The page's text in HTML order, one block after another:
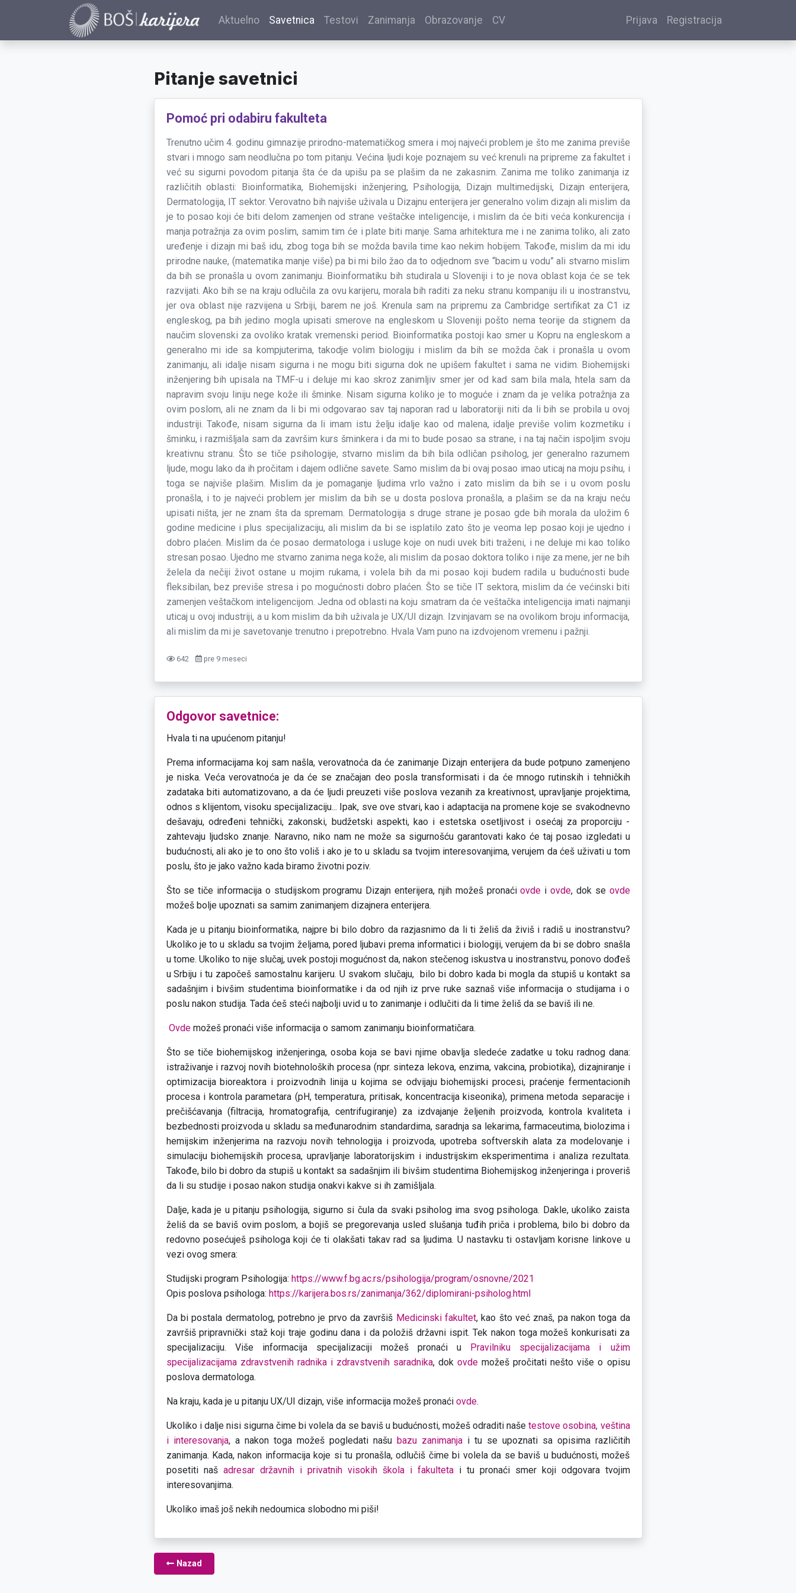
Aktuelno Savetnica Testovi Zanimanja Obrazovanje CV Prijava Registracija
Pitanje savetnici
Pomoć pri odabiru fakulteta
Trenutno učim 4. godinu gimnazije prirodno-matematičkog smera i moj najveći problem je što me zanima previše
stvari i mnogo sam neodlučna po tom pitanju. Većina ljudi koje poznajem su već krenuli na pripreme za fakultet i
već su sigurni povodom pitanja šta će da upišu pa se plašim da ne zakasnim. Zanima me toliko zanimanja iz
različitih oblasti: Bioinformatika, Biohemijski inženjering, Psihologija, Dizajn multimedijski, Dizajn enterijera,
Dermatologija, IT sektor. Verovatno bih najviše uživala u Dizajnu enterijera jer generalno volim dizajn ali mislim da
je to posao koji će biti delom zamenjen od strane veštačke inteligencije, i mislim da će biti veća konkurencija i
manja potražnja za ovim poslim, samim tim će i plate biti manje. Sama arhitektura me i ne zanima toliko, ali zato
uređenje i dizajn mi baš idu, zbog toga bih se možda bavila time kao nekim hobijem. Takođe, mislim da mi idu
prirodne nauke, (matematika manje više) pa bi mi bilo žao da to odjednom sve “bacim u vodu” ali stvarno mislim
da bih se pronašla u ovom zanimanju. Bioinformatiku bih studirala u Sloveniji i to je nova oblast koja će se tek
razvijati. Ako bih se na kraju odlučila za ovu karijeru, morala bih raditi za neku stranu kompaniju ili u inostranstvu,
jer ova oblast nije razvijena u Srbiji, barem ne još. Krenula sam na pripremu za Cambridge sertifikat za C1 iz
engleskog, pa bih jedino mogla upisati smerove na engleskom u Sloveniji pošto nema teorije da stignem da
naučim slovenski za ovoliko kratak vremenski period. Bioinformatika postoji kao smer u Kopru na engleskom a
generalno mi ide sa kompjuterima, takodje volim biologiju i mislim da bih se možda čak i pronašla u ovom
zanimanju, ali idalje nisam sigurna i ne mogu biti sigurna dok ne upišem fakultet i sama ne vidim. Biohemijski
inženjering bih upisala na TMF-u i deluje mi kao skroz zanimljiv smer jer od kad sam bila mala, htela sam da
napravim svoju liniju nege kože ili šminke. Nisam sigurna koliko je to moguće i znam da je velika potražnja za
ovim poslom, ali ne znam da li bi mi odgovarao sav taj naporan rad u laboratoriji niti da li bih se probila u ovoj
industriji. Takođe, nisam sigurna da li imam istu želju idalje kao od malena, idalje previše volim kozmetiku i
šminku, i razmišljala sam da završim kurs šminkera i da mi to bude posao sa strane, i na taj način ispoljim svoju
kreativnu stranu. Što se tiče psihologije, stvarno mislim da bih bila odličan psiholog, jer generalno razumem
ljude, mogu lako da ih pročitam i dajem odlične savete. Samo mislim da bi ovaj posao imao uticaj na moju psihu, i
toga se najviše plašim. Mislim da je pomaganje ljudima vrlo važno i zato mislim da bih se i u ovom poslu
pronašla, i to je najveći problem jer mislim da bih se u dosta poslova pronašla, a plašim se da na kraju neću
upisati ništa, jer ne znam šta da spremam. Dermatologija s druge strane je posao gde bih morala da uložim 6
godine medicine i plus specijalizaciju, ali mislim da bi se isplatilo zato što je veoma lep posao koji je ujedno i
dobro plaćen. Mislim da će posao dermatologa i usluge koje on nudi uvek biti traženi, i ne deluje mi kao toliko
stresan posao. Ujedno me stvarno zanima nega kože, ali mislim da posao doktora toliko i nije za mene, jer ne bih
želela da nečiji život ostane u mojim rukama, i volela bih da mi posao koji budem radila u budućnosti bude
fleksibilan, bez previše stresa i po mogućnosti dobro plaćen. Što se tiče IT sektora, mislim da će većinski biti
zamenjen veštačkom inteligencijom. Jedna od oblasti na koju smatram da će veštačka inteligencija imati najmanji
uticaj u ovoj industriji, a u kom mislim da bih uživala je UX/UI dizajn. Izvinjavam se na ovolikom broju informacija,
ali mislim da mi je savetovanje trenutno i prepotrebno. Hvala Vam puno na izdvojenom vremenu i pažnji.
642 pre 9 meseci
Odgovor savetnice:
Hvala ti na upućenom pitanju!
Prema informacijama koj sam našla, verovatnoća da će zanimanje Dizajn enterijera da bude potpuno zamenjeno
je niska. Veća verovatnoća je da će se značajan deo posla transformisati i da će mnogo rutinskih i tehničkih
zadataka biti automatizovano, a da će ljudi preuzeti više poslova vezanih za kreativnost, upravljanje projektima,
odnos s klijentom, visoku specijalizaciju... Ipak, sve ove stvari, kao i adaptacija na promene koje se svakodnevno
dešavaju, određeni tehnički, zakonski, budžetski aspekti, kao i estetska osetljivost i osećaj za proporciju -
zahtevaju ljudsko znanje. Naravno, niko nam ne može sa sigurnošću garantovati kako će taj posao izgledati u
budućnosti, ali ako je to ono što voliš i ako je to u skladu sa tvojim interesovanjima, verujem da ćeš uživati u tom
poslu, što je jako važno kada biramo životni poziv.
Što se tiče informacija o studijskom programu Dizajn enterijera, njih možeš pronaćiovde iovde, dok se ovde
možeš bolje upoznati sa samim zanimanjem dizajnera enterijera.
Kada je u pitanju bioinformatika, najpre bi bilo dobro da razjasnimo da li ti želiš da živiš i radiš u inostranstvu?
Ukoliko je to u skladu sa tvojim željama, pored ljubavi prema informatici i biologiji, verujem da bi se dobro snašla
u tome. Ukoliko to nije slučaj, uvek postoji mogućnost da, nakon stečenog iskustva u inostranstvu, ponovo dođeš
u Srbiju i tu započeš samostalnu karijeru. U svakom slučaju, bilo bi dobro kada bi mogla da stupiš u kontakt sa
sadašnjim i bivšim studentima bioinformatike i da od njih iz prve ruke saznaš više informacija o studijama i o
poslu nakon studija. Tada ćeš steći najbolji uvid u to zanimanje i odlučiti da li time želiš da se baviš ili ne.
Ovdemožeš pronaći više informacija o samom zanimanju bioinformatičara.
Što se tiče biohemijskog inženjeringa, osoba koja se bavi njime obavlja sledeće zadatke u toku radnog dana:
istraživanje i razvoj novih biotehnoloških procesa (npr. sinteza lekova, enzima, vakcina, probiotika), dizajniranje i
optimizacija bioreaktora i proizvodnih linija u kojima se odvijaju biohemijski procesi, praćenje fermentacionih
procesa i kontrola parametara (pH, temperatura, pritisak, koncentracija kiseonika), primena metoda separacije i
prečišćavanja (filtracija, hromatografija, centrifugiranje) za izdvajanje željenih proizvoda, kontrola kvaliteta i
bezbednosti proizvoda u skladu sa međunarodnim standardima, saradnja sa lekarima, farmaceutima, biolozima i
hemijskim inženjerima na razvoju novih tehnologija i proizvoda, upotreba softverskih alata za modelovanje i
simulaciju biohemijskih procesa, upravljanje laboratorijskim i industrijskim eksperimentima i analiza rezultata.
Takođe, bilo bi dobro da stupiš u kontakt sa sadašnjim ili bivšim studentima Biohemijskog inženjeringa i proveriš
da li su studije i posao nakon studija onakvi kakve si ih zamišljala.
Dalje, kada je u pitanju psihologija, sigurno si čula da svaki psiholog ima svog psihologa. Dakle, ukoliko zaista
želiš da se baviš ovim poslom, a bojiš se pregorevanja usled slušanja tuđih priča i problema, bilo bi dobro da
redovno posećuješ psihologa koji će ti olakšati takav rad sa ljudima. U nastavku ti ostavljam korisne linkove u
vezi ovog smera:
Studijski program Psihologija: https://www.f.bg.ac.rs/psihologija/program/osnovne/2021
Opis poslova psihologa: https://karijera.bos.rs/zanimanja/362/diplomirani-psiholog.html
Da bi postala dermatolog, potrebno je prvo da završiš Medicinski fakultet, kao što već znaš, pa nakon toga da
završiš pripravnički staž koji traje godinu dana i da položiš državni ispit. Tek nakon toga možeš konkurisati za
specijalizaciju. Više informacija specijalizaciji možeš pronaći u Pravilniku specijalizacijama i užim
specijalizacijama zdravstvenih radnika i zdravstvenih saradnika, dokovde možeš pročitati nešto više o opisu
poslova dermatologa.
Na kraju, kada je u pitanju UX/UI dizajn, više informacija možeš pronaći ovde.
Ukoliko i dalje nisi sigurna čime bi volela da se baviš u budućnosti, možeš odraditi našetestove osobina, veština
i interesovanja, a nakon toga možeš pogledati našu bazu zanimanjai tu se upoznati sa opisima različitih
zanimanja. Kada, nakon informacija koje si tu pronašla, odlučiš čime bi volela da se baviš u budućnosti, možeš
posetiti naš adresar državnih i privatnih visokih škola i fakultetai tu pronaći smer koji odgovara tvojim
interesovanjima.
Ukoliko imaš još nekih nedoumica slobodno mi piši!
Nazad